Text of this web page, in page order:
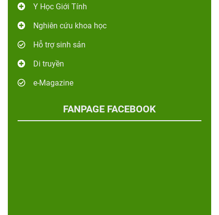
Y Học Giới Tính
Nghiên cứu khoa học
Hỗ trợ sinh sản
Di truyền
e-Magazine
FANPAGE FACEBOOK